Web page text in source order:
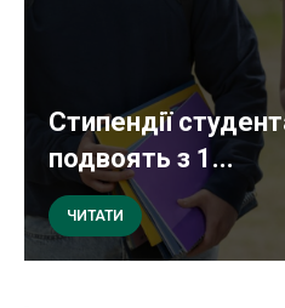
Стипендії
подвоять з 1...
ЧИТАТИ